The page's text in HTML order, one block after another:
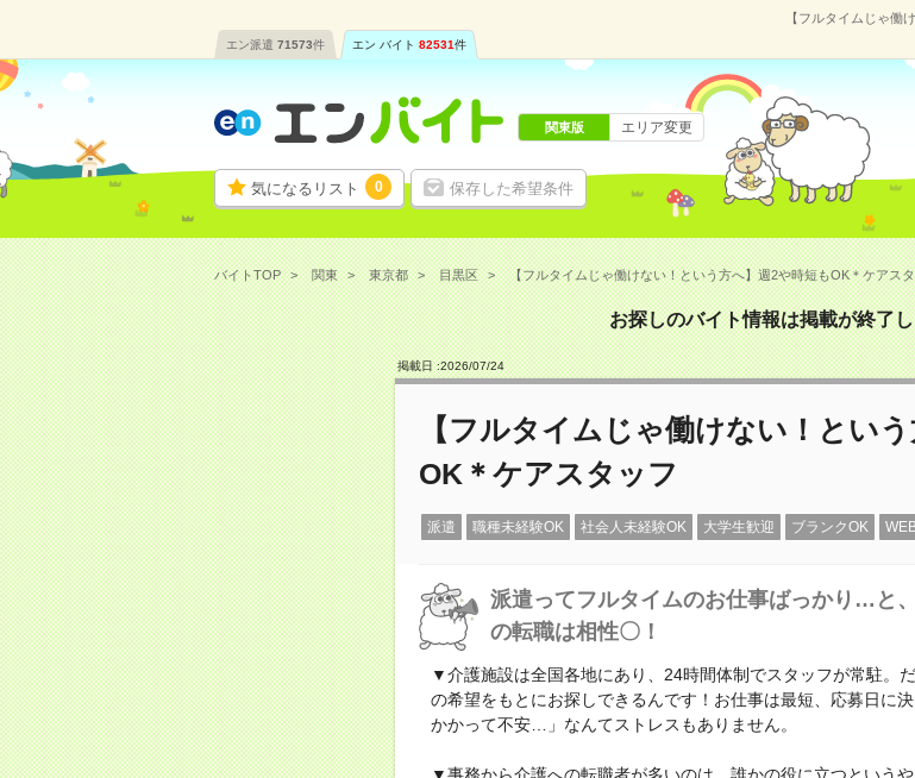
【フルタイムじゃ働
エン派遣 71573件 エン バイト 82531件
気になるリスト 0 保存した希望条件
関東版 エリア変更
バイトTOP 関東 東京都 目黒区 【フルタイムじゃ働けない！という方へ】週2や時短もOK＊ケアス
お探しのバイト情報は掲載が終了
掲載日 :2026/07/24
【フルタイムじゃ働けない！とい
OK＊ケアスタッフ
派遣 職種未経験OK 社会人未経験OK 大学生歓迎 ブランクOK
派遣ってフルタイムのお仕事ばっかり…と
の転職は相性〇！
▼介護施設は全国各地にあり、24時間体制でスタッフが常駐。
の希望をもとにお探しできるんです！お仕事は最短、応募日に
かかって不安…」なんてストレスもありません。
▼事務から介護への転職者が多いのは、誰かの役に立つという